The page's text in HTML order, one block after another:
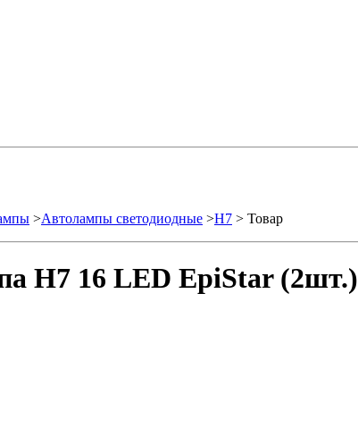
>Автолампы светодиодные >H7 > Товар
H7 16 LED EpiStar (2шт.)